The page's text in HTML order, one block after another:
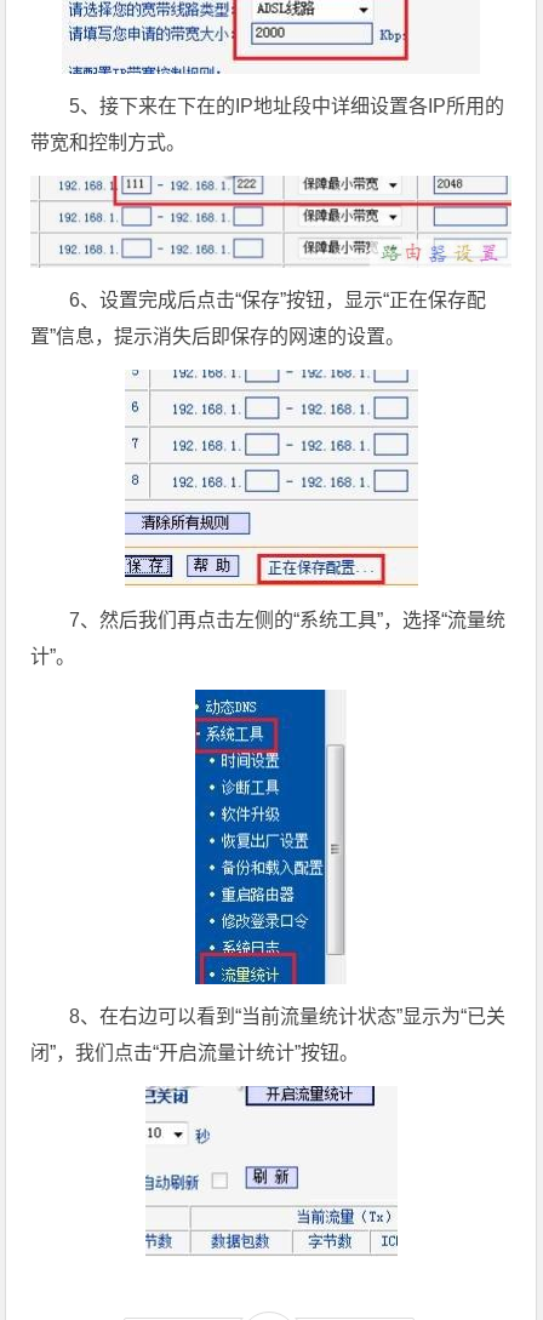
5、接下来在下在的IP地址段中详细设置各IP所用的
带宽和控制方式。
6、设置完成后点击“保存”按钮，显示“正在保存配
置”信息，提示消失后即保存的网速的设置。
7、然后我们再点击左侧的“系统工具”，选择“流量统
计”。
8、在右边可以看到“当前流量统计状态”显示为“已关
闭”，我们点击“开启流量计统计”按钮。